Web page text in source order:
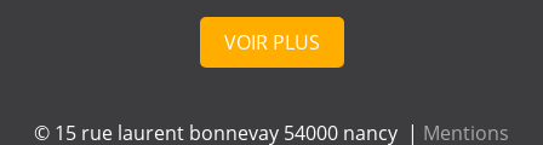
VOIR PLUS
© 15 rue laurent bonnevay 54000 nancy | Mentions